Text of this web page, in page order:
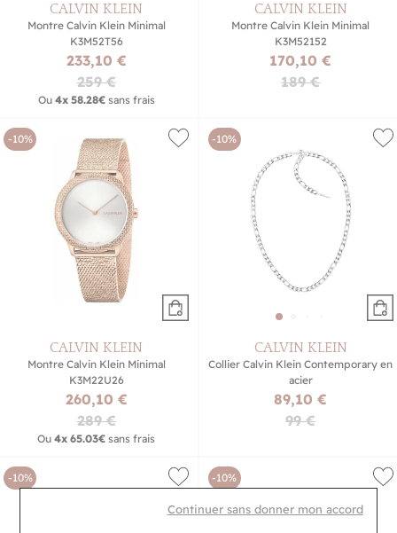
Continuer sans donner mon accord
CALVIN KLEIN
Montre Calvin Klein Minimal
K3M52T56
233,10 €
259 €
Ou 4x 58.28€sans frais
CALVIN KLEIN
Montre Calvin Klein Minimal
K3M52152
170,10 €
189 €
-10%
CALVIN KLEIN
Montre Calvin Klein Minimal
K3M22U26
260,10 €
289 €
Ou4x 65.03€ sans frais
-10%
CALVIN KLEIN
Collier Calvin Klein Contemporary en
acier
89,10 €
99 €
-10% -10%